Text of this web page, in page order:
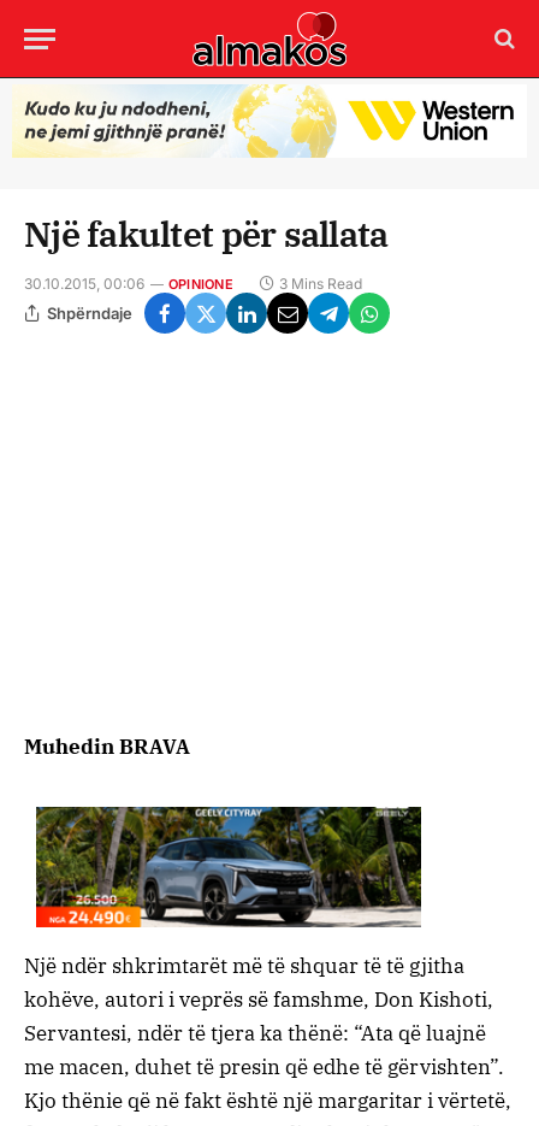
Një fakultet për sallata
30.10.2015, 00:06 OPINIONE 3 Mins Read
Shpërndaje
Muhedin BRAVA
Një ndër shkrimtarët më të shquar të të gjitha
kohëve, autori i veprës së famshme, Don Kishoti,
Servantesi, ndër të tjera ka thënë: “Ata që luajnë
me macen, duhet të presin që edhe të gërvishten”.
Kjo thënie që në fakt është një margaritar i vërtetë,